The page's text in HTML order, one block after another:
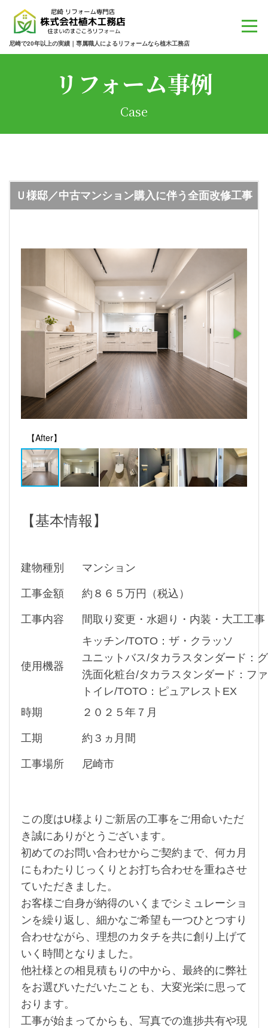
尼崎で20年以上の実績｜専属職人によるリフォームなら植木工務店
リフォーム事例
Case
Ｕ様邸／中古マンション購入に伴う全面改修工事
【After】
【基本情報】
建物種別 マンション
工事金額 約８６５万円（税込）
工事内容 間取り変更・水廻り・内装・大工工事
使用機器
キッチン/TOTO：ザ・クラッソ
ユニットバス/タカラスタンダード：
洗面化粧台/タカラスタンダード：フ
トイレ/TOTO：ピュアレストEX
時期
２０２５年７月
工期 約３ヵ月間
工事場所 尼崎市
この度はU様よりご新居の工事をご用命いただ
き誠にありがとうございます。
初めてのお問い合わせからご契約まで、何カ月
にもわたりじっくりとお打ち合わせを重ねさせ
ていただきました。
お客様ご自身が納得のいくまでシミュレーショ
ンを繰り返し、細かなご希望も一つひとつすり
合わせながら、理想のカタチを共に創り上げて
いく時間となりました。
他社様との相見積もりの中から、最終的に弊社
をお選びいただいたことも、大変光栄に思って
おります。
工事が始まってからも、写真での進捗共有や現